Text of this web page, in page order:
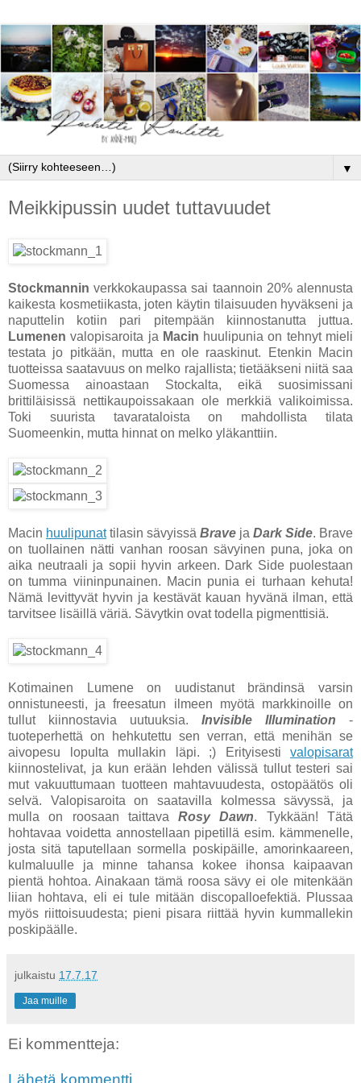
▼
Meikkipussin uudet tuttavuudet
Stockmannin verkkokaupassa sai taannoin 20% alennusta
kaikesta kosmetiikasta, joten käytin tilaisuuden hyväkseni ja
naputtelin kotiin pari pitempään kiinnostanutta juttua.
Lumenen valopisaroita ja Macin huulipunia on tehnyt mieli
testata jo pitkään, mutta en ole raaskinut. Etenkin Macin
tuotteissa saatavuus on melko rajallista; tietääkseni niitä saa
Suomessa ainoastaan Stockalta, eikä suosimissani
brittiläisissä nettikaupoissakaan ole merkkiä valikoimissa.
Toki suurista tavarataloista on mahdollista tilata
Suomeenkin, mutta hinnat on melko yläkanttiin.
Macin huulipunattilasin sävyissä Brave ja Dark Side. Brave
on tuollainen nätti vanhan roosan sävyinen puna, joka on
aika neutraali ja sopii hyvin arkeen. Dark Side puolestaan
on tumma viininpunainen. Macin punia ei turhaan kehuta!
Nämä levittyvät hyvin ja kestävät kauan hyvänä ilman, että
tarvitsee lisäillä väriä. Sävytkin ovat todella pigmenttisiä.
Kotimainen Lumene on uudistanut brändinsä varsin
onnistuneesti, ja freesatun ilmeen myötä markkinoille on
tullut kiinnostavia uutuuksia. Invisible Illumination -
tuoteperhettä on hehkutettu sen verran, että menihän se
aivopesu lopulta mullakin läpi. ;) Erityisesti valopisarat
kiinnostelivat, ja kun erään lehden välissä tullut testeri sai
mut vakuuttumaan tuotteen mahtavuudesta, ostopäätös oli
selvä. Valopisaroita on saatavilla kolmessa sävyssä, ja
mulla on roosaan taittavaRosy Dawn. Tykkään! Tätä
hohtavaa voidetta annostellaan pipetillä esim. kämmenelle,
josta sitä taputellaan sormella poskipäille, amorinkaareen,
kulmaluulle ja minne tahansa kokee ihonsa kaipaavan
pientä hohtoa. Ainakaan tämä roosa sävy ei ole mitenkään
liian hohtava, eli ei tule mitään discopalloefektiä. Plussaa
myös riittoisuudesta; pieni pisara riittää hyvin kummallekin
poskipäälle.
julkaistu 17.7.17
Jaa muille
Ei kommentteja:
Lähetä kommentti